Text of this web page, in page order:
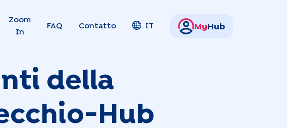
content
Zoom
In
FAQ Contatto IT My Hub
della
Hub